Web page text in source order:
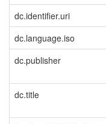
dc.identifier.uri
dc.language.iso
dc.publisher
dc.title